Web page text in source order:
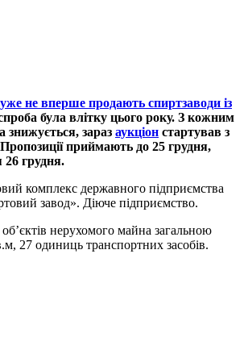
уже не вперше продають спиртзаводи із
була влітку цього року. З кожним
знижується, зараз аукціон стартував з
приймають до 25 грудня,
26 грудня.
комплекс державного підприємства
завод». Діюче підприємство.
об’єктів нерухомого майна загальною
27 одиниць транспортних засобів.